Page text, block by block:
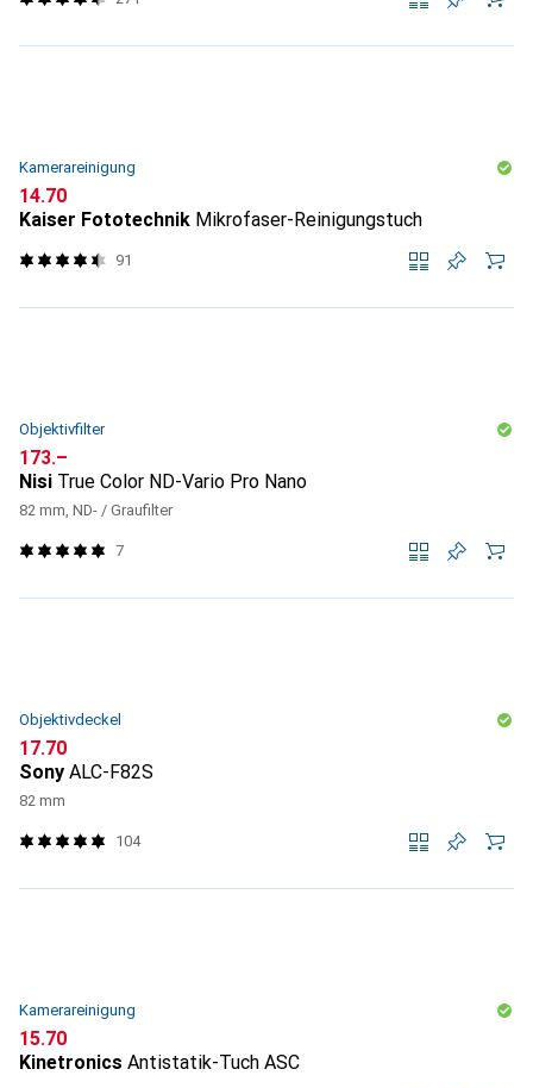
Kamerareinigung
CHF
14.70
Kaiser Fototechnik Mikrofaser-Reinigungstuch
91
Objektivfilter
CHF
173.–
Nisi True Color ND-Vario Pro Nano
82 mm, ND- / Graufilter
7
Objektivdeckel
CHF
17.70
Sony ALC-F82S
82 mm
104
Kamerareinigung
CHF
15.70
Kinetronics Antistatik-Tuch ASC